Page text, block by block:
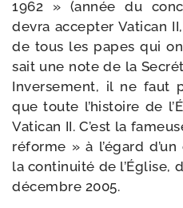
1962 » (année du
devra accep­ter Vatican
de tous les papes qui
sait une note de la
Inversement, il ne faut
que toute l’histoire de
Vatican II. C’est la
réforme » à l’égard
la conti­nui­té de l’Église,
décembre 2005.